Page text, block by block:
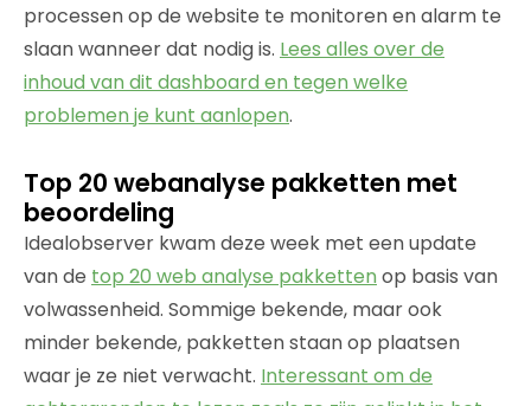
processen op de website te monitoren en alarm te
slaan wanneer dat nodig is. Lees alles over de
inhoud van dit dashboard en tegen welke
problemen je kunt aanlopen.
Top 20 webanalyse pakketten met
beoordeling
Idealobserver kwam deze week met een update
van de top 20 web analyse pakketten op basis van
volwassenheid. Sommige bekende, maar ook
minder bekende, pakketten staan op plaatsen
waar je ze niet verwacht. Interessant om de